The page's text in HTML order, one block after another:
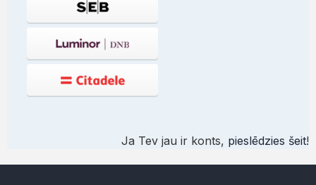
Ja Tev jau ir konts, pieslēdzies šeit!